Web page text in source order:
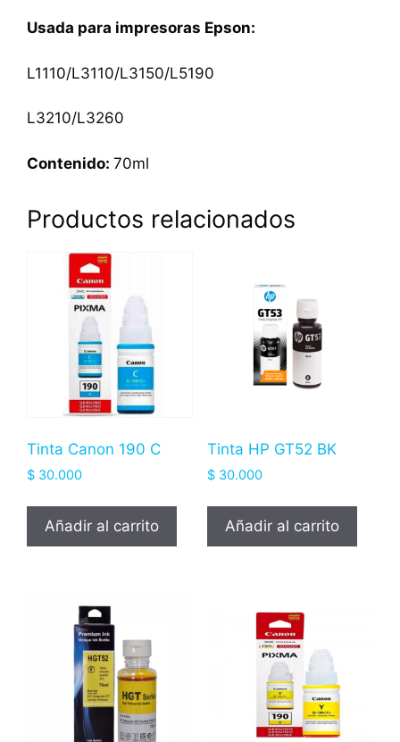
Usada para impresoras Epson:
L1110/L3110/L3150/L5190
L3210/L3260
Contenido: 70ml
Productos relacionados
Tinta Canon 190 C
$ 30.000
Añadir al carrito
Tinta HP GT52 BK
$30.000
Añadir al carrito